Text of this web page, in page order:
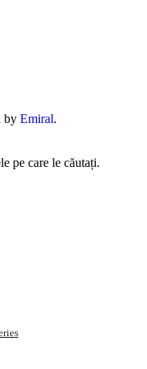
by Emiral.
pe care le căutați.